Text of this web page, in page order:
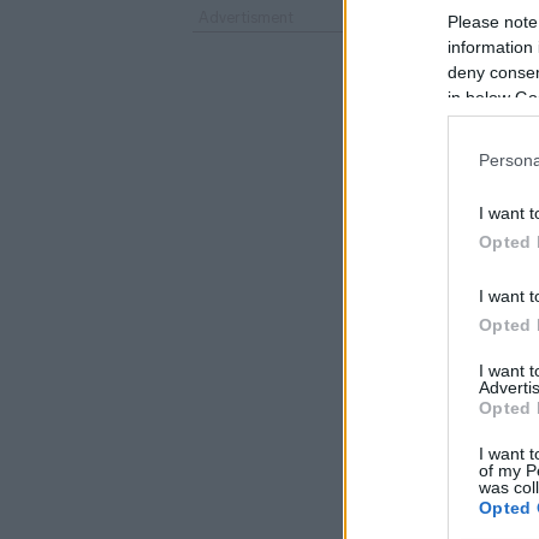
Please
information
deny
in below
I want
Opted
I want
Opted
I want
Opted
I want
of my
was
Opted